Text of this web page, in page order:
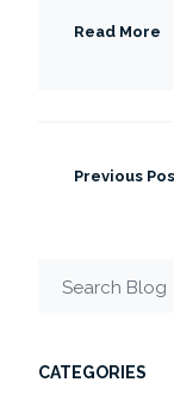
Read More
Previous
Search Blog
CATEGORIES